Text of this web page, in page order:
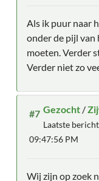
Als ik puur naar
onder de pijl van
moeten. Verder
Verder niet zo
#7 Gezocht /
Laatste
09:47:56 PM
Wij zijn op zoek